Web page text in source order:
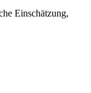
Einschätzung,